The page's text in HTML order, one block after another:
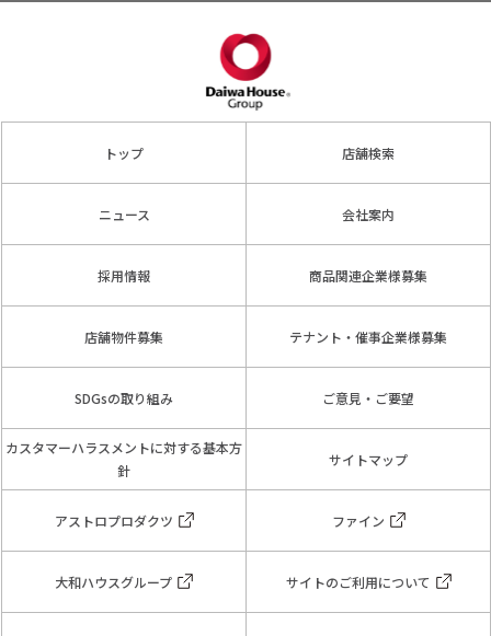
トップ 店舗検索
ニュース 会社案内
採用情報 商品関連企業様募集
店舗物件募集 テナント・催事企業様募集
SDGsの取り組み ご意見・ご要望
カスタマーハラスメントに対する基本方
針
サイトマップ
アストロプロダクツ ファイン
大和ハウスグループ サイトのご利用について